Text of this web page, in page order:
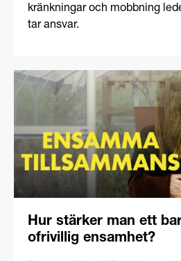
kränkningar och mobbning
tar ansvar.
Hur stärker man ett
ofrivillig ensamhet?